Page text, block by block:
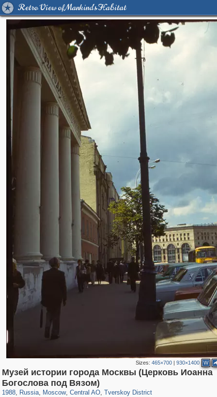
Retro View of Mankind's Habitat
Sizes: 465×700| 930×1400 W
Музей истории города Москвы (Церковь Иоанна
Богослова под Вязом)
1988, Russia
1,407,338 29,248
, Moscow
319,882 8,286
, Central AO
160,021 5,916
, Tverskoy District
53,055